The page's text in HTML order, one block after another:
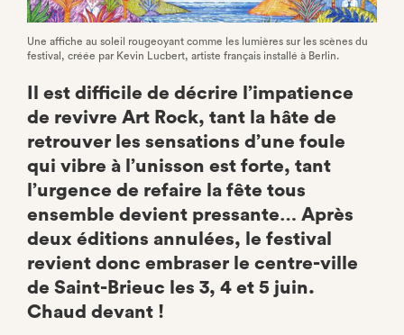
Une affiche au soleil rougeoyant comme les lumières sur les scènes du
festival, créée par Kevin Lucbert, artiste français installé à Berlin.
Il est difficile de décrire l’impatience
de revivre Art Rock, tant la hâte de
retrouver les sensations d’une foule
qui vibre à l’unisson est forte, tant
l’urgence de refaire la fête tous
ensemble devient pressante… Après
deux éditions annulées, le festival
revient donc embraser le centre-ville
de Saint-Brieuc les 3, 4 et 5 juin.
Chaud devant !